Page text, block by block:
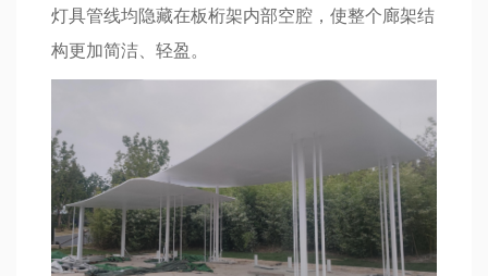
灯具管线均隐藏在板桁架内部空腔，使整个廊架结
构更加简洁、轻盈。